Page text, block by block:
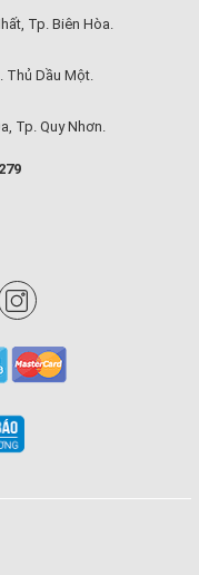
Tp. Biên Hòa.
Thủ Dầu Một.
Tp. Quy Nhơn.